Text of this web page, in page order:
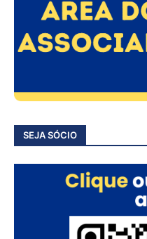
SEJA SÓCIO